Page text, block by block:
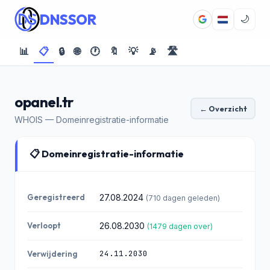
DNSSOR 🌙
📊 📋 🔒 🌐 🕐 🔖 💡 📡 🛣️
opanel.tr
WHOIS — Domeinregistratie-informatie
← Overzicht
📋 Domeinregistratie-informatie
Geregistreerd 27.08.2024 (710 dagen geleden)
Verloopt 26.08.2030 (1479 dagen over)
Verwijdering 24.11.2030